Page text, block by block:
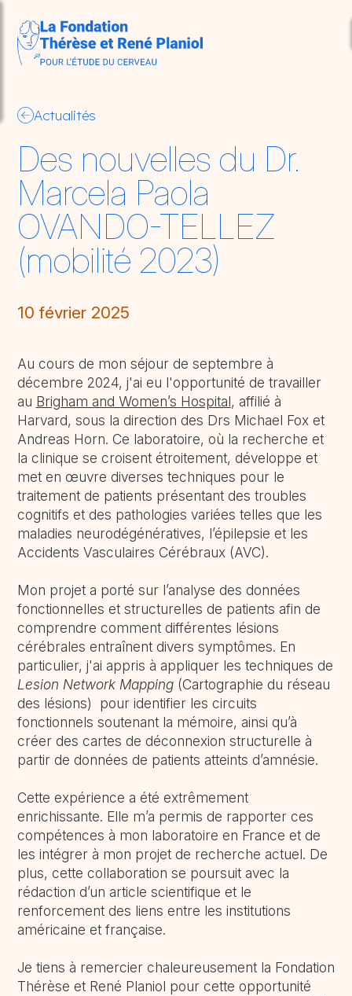
Aller au contenu principal
Actualités
Des nouvelles du Dr.
Marcela Paola
OVANDO-TELLEZ
(mobilité 2023)
10 février 2025
Au cours de mon séjour de septembre à
décembre 2024, j'ai eu l'opportunité de travailler
au Brigham and Women’s Hospital, affilié à
Harvard, sous la direction des Drs Michael Fox et
Andreas Horn. Ce laboratoire, où la recherche et
la clinique se croisent étroitement, développe et
met en œuvre diverses techniques pour le
traitement de patients présentant des troubles
cognitifs et des pathologies variées telles que les
maladies neurodégénératives, l’épilepsie et les
Accidents Vasculaires Cérébraux (AVC).
Mon projet a porté sur l’analyse des données
fonctionnelles et structurelles de patients afin de
comprendre comment différentes lésions
cérébrales entraînent divers symptômes. En
particulier, j'ai appris à appliquer les techniques de
Lesion Network Mapping(Cartographie du réseau
des lésions) pour identifier les circuits
fonctionnels soutenant la mémoire, ainsi qu’à
créer des cartes de déconnexion structurelle à
partir de données de patients atteints d’amnésie.
Cette expérience a été extrêmement
enrichissante. Elle m’a permis de rapporter ces
compétences à mon laboratoire en France et de
les intégrer à mon projet de recherche actuel. De
plus, cette collaboration se poursuit avec la
rédaction d’un article scientifique et le
renforcement des liens entre les institutions
américaine et française.
Je tiens à remercier chaleureusement la Fondation
Thérèse et René Planiol pour cette opportunité